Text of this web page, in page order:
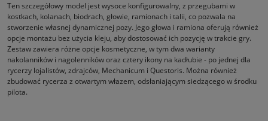
Ten szczegółowy model jest wysoce konfigurowalny, z przegubami w
kostkach, kolanach, biodrach, głowie, ramionach i talii, co pozwala na
stworzenie własnej dynamicznej pozy. Jego głowa i ramiona oferują również
opcje montażu bez użycia kleju, aby dostosować ich pozycję w trakcie gry.
Zestaw zawiera różne opcje kosmetyczne, w tym dwa warianty
nakolanników i nagolenników oraz cztery ikony na kadłubie - po jednej dla
rycerzy lojalistów, zdrajców, Mechanicum i Questoris. Można również
zbudować rycerza z otwartym włazem, odsłaniającym siedzącego w środku
pilota.